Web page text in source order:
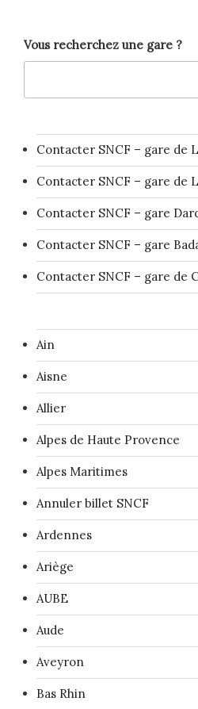
Vous recherchez une gare ?
Contacter SNCF – gare de
Contacter SNCF – gare de
Contacter SNCF – gare
Contacter SNCF – gare
Contacter SNCF – gare de
Ain
Aisne
Allier
Alpes de Haute Provence
Alpes Maritimes
Annuler billet SNCF
Ardennes
Ariège
AUBE
Aude
Aveyron
Bas Rhin